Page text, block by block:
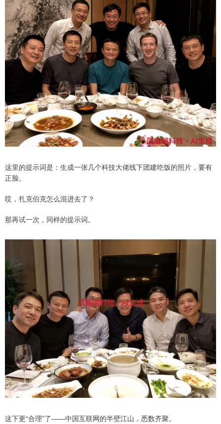
这里的提示词是：生成一张几个科技大佬线下团建吃饭的照片，要有
正脸。
哎，扎克伯克怎么混进去了？
那再试一次，同样的提示词。
这下更“合理”了——中国互联网的半壁江山，悉数齐聚。